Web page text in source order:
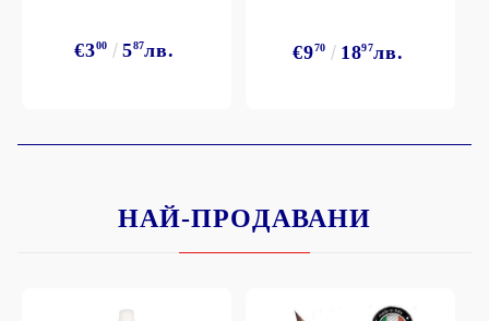
€300 587лв. €970 1897лв.
НАЙ-ПРОДАВАНИ